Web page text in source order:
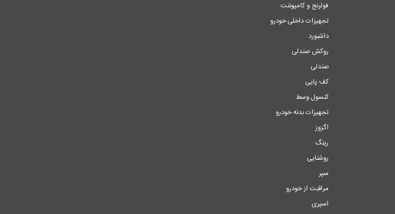
فولرنج و کامپوننت
تجهیزات داخلی خودرو
داشبورد
روکش صندلی
صندلی
کف پایی
کنسول وسط
تجهیزات بدنه خودرو
اگزوز
رینگ
روشنایی
سپر
مراقبت از خودرو
اسپری